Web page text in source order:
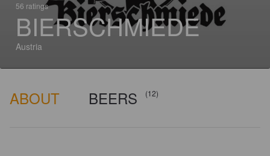
56 ratings
BIERSCHMIEDE
Austria
ABOUT BEERS (12)